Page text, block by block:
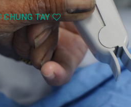
CHUNG TAY